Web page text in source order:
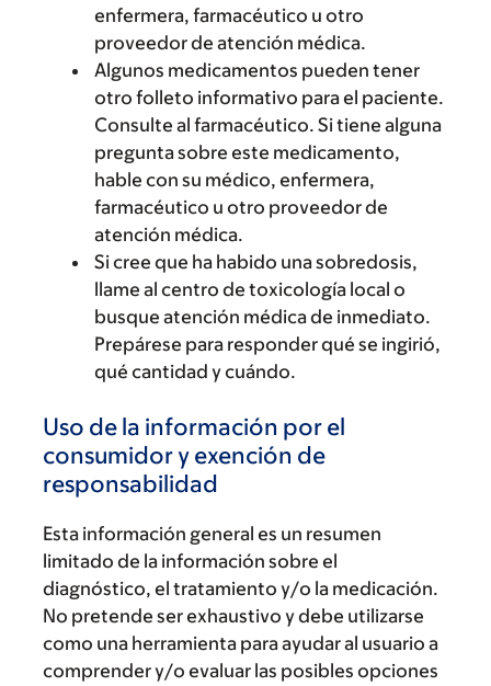
enfermera, farmacéutico u otro
proveedor de atención médica.
Algunos medicamentos pueden tener
otro folleto informativo para el paciente.
Consulte al farmacéutico. Si tiene alguna
pregunta sobre este medicamento,
hable con su médico, enfermera,
farmacéutico u otro proveedor de
atención médica.
Si cree que ha habido una sobredosis,
llame al centro de toxicología local o
busque atención médica de inmediato.
Prepárese para responder qué se ingirió,
qué cantidad y cuándo.
Uso de la información por el
consumidor y exención de
responsabilidad
Esta información general es un resumen
limitado de la información sobre el
diagnóstico, el tratamiento y/o la medicación.
No pretende ser exhaustivo y debe utilizarse
como una herramienta para ayudar al usuario a
comprender y/o evaluar las posibles opciones